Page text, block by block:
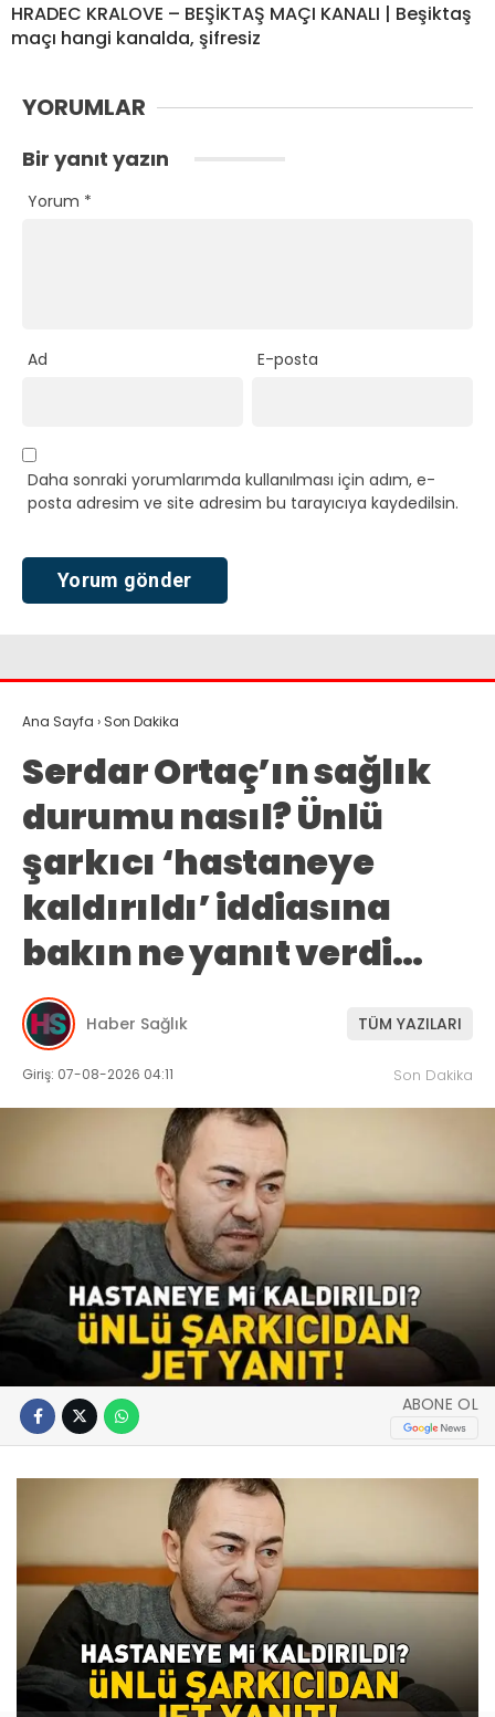
HRADEC KRALOVE – BEŞİKTAŞ MAÇI KANALI | Beşiktaş
maçı hangi kanalda, şifresiz
YORUMLAR
Bir yanıt yazın
Yorum *
Ad E-posta
Daha sonraki yorumlarımda kullanılması için adım, e-
posta adresim ve site adresim bu tarayıcıya kaydedilsin.
Ana Sayfa › Son Dakika
Serdar Ortaç’ın sağlık
durumu nasıl? Ünlü
şarkıcı ‘hastaneye
kaldırıldı’ iddiasına
bakın ne yanıt verdi…
Haber Sağlık TÜM YAZILARI
Giriş: 07-08-2026 04:11 Son Dakika
ABONE OL